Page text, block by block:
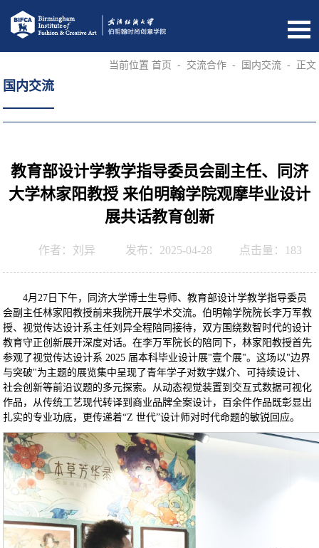
国内交流
当前位置 首页 - 交流合作 - 国内交流 - 正文
教育部设计学教学指导委员会副主任、同济
大学林家阳教授 来伯明翰学院观摩毕业设计
展共话教育创新
作者：刘异 发布：2025-04-28 点击量： 183
4月27日下午，同济大学博士生导师、教育部设计学教学指导委员
会副主任林家阳教授前来我院开展学术交流。伯明翰学院院长李万军教
授、视觉传达设计系主任刘异全程陪同接待，双方围绕数智时代的设计
教育守正创新展开深度对话。在李万军院长的陪同下，林家阳教授首先
参观了视觉传达设计系 2025 届本科毕业设计展"壹个展"。这场以"边界
与突破"为主题的展览集中呈现了青年学子对数字媒介、可持续设计、
社会创新等前沿议题的多元探索。从动态视觉装置到交互式数据可视化
作品，从传统工艺现代转译到商业品牌全案设计，百余件作品既彰显出
扎实的专业功底，更传递着“Z 世代”设计师对时代命题的敏锐回应。